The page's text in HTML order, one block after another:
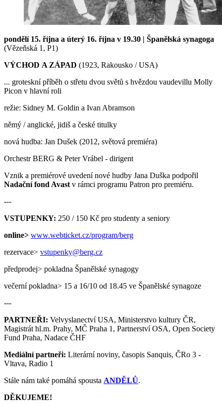
pondělí 15. října a úterý 16. října v 19.30 | Španělská synagoga
(Vězeňská 1, P1)
VÝCHOD A ZÁPAD (1923, Rakousko / USA)
... groteskní příběh o střetu dvou světů s hvězdou vaudevillu Molly
Picon v hlavní roli
režie: Sidney M. Goldin a Ivan Abramson
němý / anglické, jidiš a české titulky
nová hudba: Jan Dušek (2012, světová premiéra)
Orchestr BERG & Peter Vrábel - dirigent
Vznik a premiérové uvedení nové hudby Jana Duška podpořil
Nadační fond Avastv rámci programu Patron pro premiéru.
---
VSTUPENKY: 250 / 150 Kč pro studenty a seniory
online> www.webticket.cz/program/berg
rezervace> vstupenky@berg.cz
předprodej> pokladna Španělské synagogy
večerní pokladna> 15 a 16/10 od 18.45 ve Španělské synagoze
---
PARTNEŘI: Velvyslanectví USA, Ministerstvo kultury ČR,
Magistrát hl.m. Prahy, MČ Praha 1, Partnerství OSA, Open Society
Fund Praha, Nadace ČHF
Mediální partneři: Literární noviny, časopis Sanquis, ČRo 3 -
Vltava, Radio 1
Stále nám také pomáhá spousta ANDĚLŮ.
DĚKUJEME!